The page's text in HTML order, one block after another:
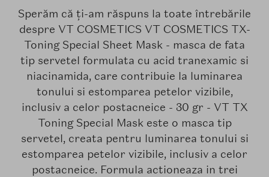
Sperăm că ți-am răspuns la toate întrebările
despre VT COSMETICS VT COSMETICS TX-
Toning Special Sheet Mask - masca de fata
tip servetel formulata cu acid tranexamic si
niacinamida, care contribuie la luminarea
tonului si estomparea petelor vizibile,
inclusiv a celor postacneice - 30 gr - VT TX
Toning Special Mask este o masca tip
servetel, creata pentru luminarea tonului si
estomparea petelor vizibile, inclusiv a celor
postacneice. Formula actioneaza in trei